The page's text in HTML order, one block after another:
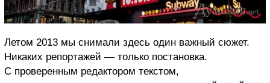
Летом 2013 мы снимали здесь один важный сюжет.
Никаких репортажей — только постановка.
С проверенным редактором текстом,